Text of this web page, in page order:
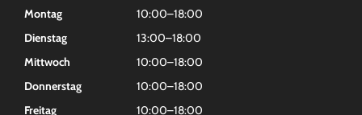
Montag
10:00–18:00
Dienstag
13:00–18:00
Mittwoch
10:00–18:00
Donnerstag
10:00–18:00
Freitag
10:00–18:00